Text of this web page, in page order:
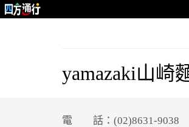
yamazaki山崎
電 話：(02)8631-9038